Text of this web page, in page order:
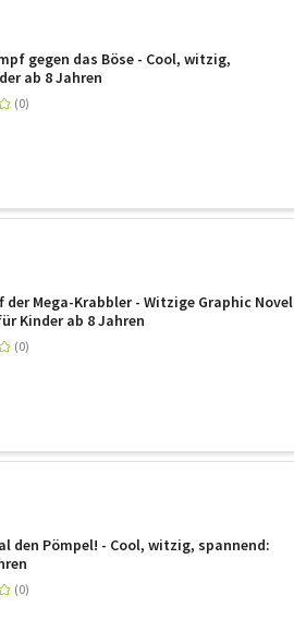
gegen das Böse - Cool, witzig,
ab 8 Jahren
Mega-Krabbler - Witzige Graphic Novel
Kinder ab 8 Jahren
den Pömpel! - Cool, witzig, spannend: